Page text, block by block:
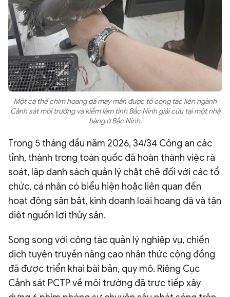
Một cá thể chim hoang dã may mắn được tổ công tác liên ngành
Cảnh sát môi trường và kiểm lâm tỉnh Bắc Ninh giải cứu tại một nhà
hàng ở Bắc Ninh.
Trong 5 tháng đầu năm 2026, 34/34 Công an các
tỉnh, thành trong toàn quốc đã hoàn thành việc rà
soát, lập danh sách quản lý chặt chẽ đối với các tổ
chức, cá nhân có biểu hiện hoặc liên quan đến
hoạt động săn bắt, kinh doanh loài hoang dã và tận
diệt nguồn lợi thủy sản.
Song song với công tác quản lý nghiệp vụ, chiến
dịch tuyên truyền nâng cao nhận thức cộng đồng
đã được triển khai bài bản, quy mô. Riêng Cục
Cảnh sát PCTP về môi trường đã trực tiếp xây